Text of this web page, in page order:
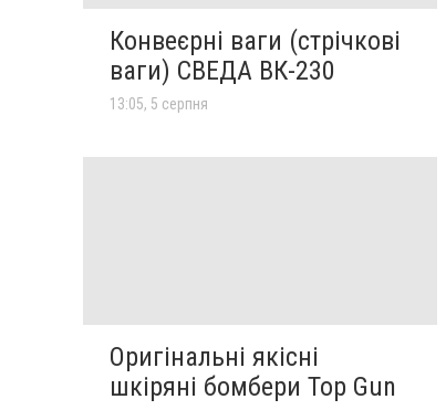
Конвеєрні ваги (стрічкові
ваги) СВЕДА ВК-230
13:05, 5 серпня
Оригінальні якісні
шкіряні бомбери Top Gun